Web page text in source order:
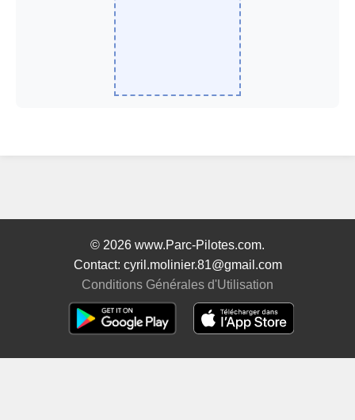
© 2026 www.Parc-Pilotes.com.
Contact: cyril.molinier.81@gmail.com
Conditions Générales d'Utilisation